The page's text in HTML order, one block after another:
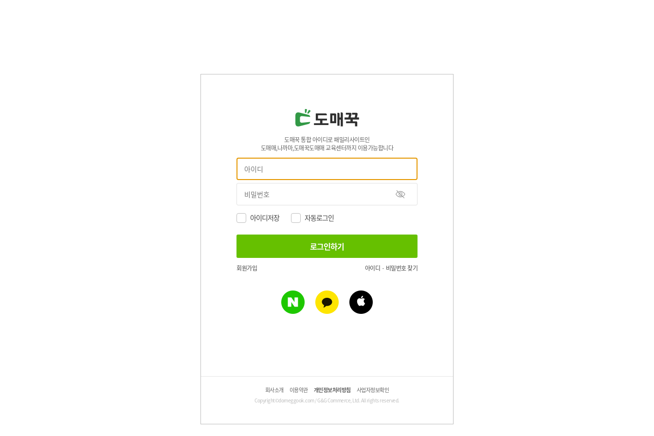
도매꾹 통합 아이디로 패밀리사이트인
도매매,나까마,도매꾹도매매 교육센터까지 이용가능합니다
아이디저장 자동로그인
회원가입 아이디 · 비밀번호 찾기
회사소개 이용약관 개인정보처리방침 사업자정보확인
Copyright©domeggook.com / G&G Commerce, Ltd. All rights reserved.